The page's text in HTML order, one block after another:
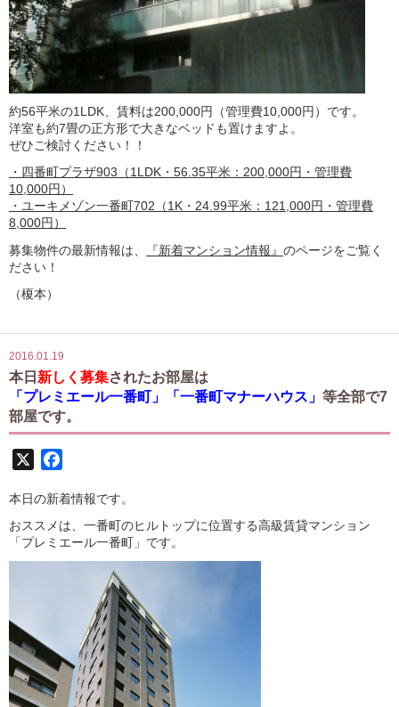
約56平米の1LDK、賃料は200,000円（管理費10,000円）です。
洋室も約7畳の正方形で大きなベッドも置けますよ。
ぜひご検討ください！！
・四番町プラザ903（1LDK・56.35平米：200,000円・管理費
10,000円）
・ユーキメゾン一番町702（1K・24.99平米：121,000円・管理費
8,000円）
募集物件の最新情報は、
『新着マンション情報』 のページをご覧く
ださい！
（榎本）
2016.01.19
本日 新しく募集されたお部屋は
「プレミエール一番町」「一番町マナーハウス」 等全部で7
部屋です。
本日の新着情報です。
おススメは、一番町のヒルトップに位置する高級賃貸マンション
「プレミエール一番町」です。